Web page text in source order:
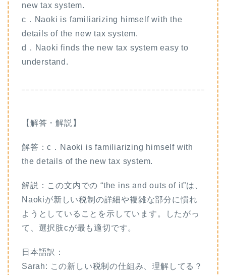
new tax system.
c．Naoki is familiarizing himself with the
details of the new tax system.
d．Naoki finds the new tax system easy to
understand.
【解答・解説】
解答：c．Naoki is familiarizing himself with
the details of the new tax system.
解説：この文内での “the ins and outs of it”は、
Naokiが新しい税制の詳細や複雑な部分に慣れ
ようとしていることを示しています。したがっ
て、選択肢cが最も適切です。
日本語訳：
Sarah: この新しい税制の仕組み、理解してる？